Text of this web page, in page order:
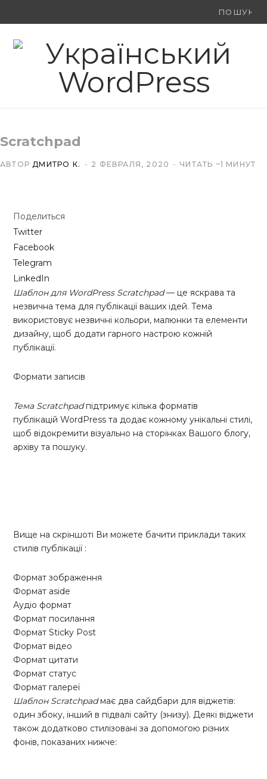
Ви
F
o
X
(
t
Y
o
e
Scratchpad
АВТОРДМИТРО К. 2 ФЕВРАЛЯ, 2020 ЧИТАТЬ ~1 МИНУТ
Поделиться
Twitter
Facebook
Telegram
LinkedIn
Шаблон для WordPress Scratchpad— це яскрава та
незвична тема для публікації ваших ідей. Тема
використовує незвичні кольори, малюнки та елементи
дизайну, щоб додати гарного настрою кожній
публікації.
Формати записів
Тема Scratchpadпідтримує кілька форматів
публікацій WordPress та додає кожному унікальні стилі,
щоб відокремити візуально на сторінках Вашого блогу,
архіву та пошуку.
Вище на скріншоті Ви можете бачити приклади таких
стилів публікації :
Формат зображення
Формат aside
Аудіо формат
Формат посилання
Формат Sticky Post
Формат відео
Формат цитати
Формат статус
Формат галереї
Шаблон Scratchpadмає два сайдбари для віджетів:
один збоку, інший в підвалі сайту (знизу). Деякі віджети
також додатково стилізовані за допомогою різних
фонів, показаних нижче: